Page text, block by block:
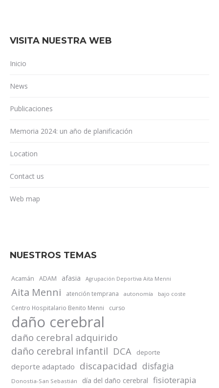
VISITA NUESTRA WEB
Inicio
News
Publicaciones
Memoria 2024: un año de planificación
Location
Contact us
Web map
NUESTROS TEMAS
Acamán ADAM afasia Agrupación Deportiva Aita Menni
Aita Menni atención temprana autonomía bajo coste
Centro Hospitalario Benito Menni curso
daño cerebral
daño cerebral adquirido
daño cerebral infantil DCA deporte
deporte adaptado discapacidad disfagia
Donostia-San Sebastián día del daño cerebral fisioterapia